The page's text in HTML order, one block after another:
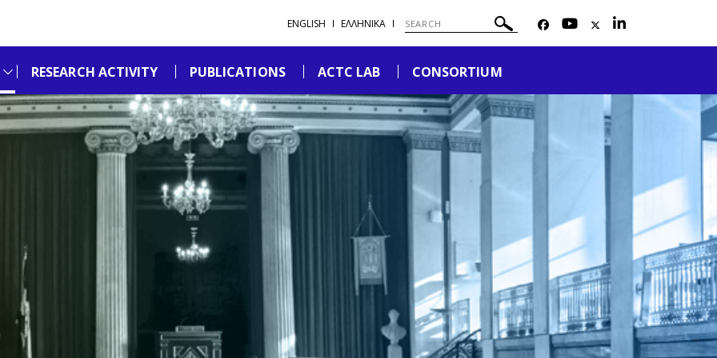
ENGLISH ΕΛΛΗΝΙΚΑ
RESEARCH ACTIVITY PUBLICATIONS ACTC LAB CONSORTIUM